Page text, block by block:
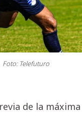
Foto: Telefuturo
de la